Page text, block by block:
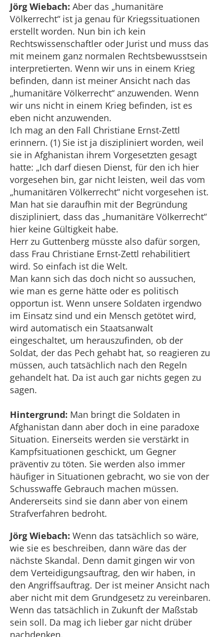
Jörg Wiebach: Aber das „humanitäre
Völkerrecht“ ist ja genau für Kriegssituationen
erstellt worden. Nun bin ich kein
Rechtswissenschaftler oder Jurist und muss das
mit meinem ganz normalen Rechtsbewusstsein
interpretierten. Wenn wir uns in einem Krieg
befinden, dann ist meiner Ansicht nach das
„humanitäre Völkerrecht“ anzuwenden. Wenn
wir uns nicht in einem Krieg befinden, ist es
eben nicht anzuwenden.
Ich mag an den Fall Christiane Ernst-Zettl
erinnern. (1) Sie ist ja diszipliniert worden, weil
sie in Afghanistan ihrem Vorgesetzten gesagt
hatte: „Ich darf diesen Dienst, für den ich hier
vorgesehen bin, gar nicht leisten, weil das vom
„humanitären Völkerrecht“ nicht vorgesehen ist.
Man hat sie daraufhin mit der Begründung
diszipliniert, dass das „humanitäre Völkerrecht“
hier keine Gültigkeit habe.
Herr zu Guttenberg müsste also dafür sorgen,
dass Frau Christiane Ernst-Zettl rehabilitiert
wird. So einfach ist die Welt.
Man kann sich das doch nicht so aussuchen,
wie man es gerne hätte oder es politisch
opportun ist. Wenn unsere Soldaten irgendwo
im Einsatz sind und ein Mensch getötet wird,
wird automatisch ein Staatsanwalt
eingeschaltet, um herauszufinden, ob der
Soldat, der das Pech gehabt hat, so reagieren zu
müssen, auch tatsächlich nach den Regeln
gehandelt hat. Da ist auch gar nichts gegen zu
sagen.
Hintergrund: Man bringt die Soldaten in
Afghanistan dann aber doch in eine paradoxe
Situation. Einerseits werden sie verstärkt in
Kampfsituationen geschickt, um Gegner
präventiv zu töten. Sie werden also immer
häufiger in Situationen gebracht, wo sie von der
Schusswaffe Gebrauch machen müssen.
Andererseits sind sie dann aber von einem
Strafverfahren bedroht.
Jörg Wiebach: Wenn das tatsächlich so wäre,
wie sie es beschreiben, dann wäre das der
nächste Skandal. Denn damit gingen wir von
dem Verteidigungsauftrag, den wir haben, in
den Angriffsauftrag. Der ist meiner Ansicht nach
aber nicht mit dem Grundgesetz zu vereinbaren.
Wenn das tatsächlich in Zukunft der Maßstab
sein soll. Da mag ich lieber gar nicht drüber
nachdenken.